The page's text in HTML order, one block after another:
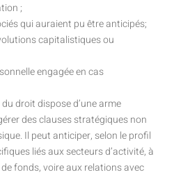
;
qui auraient pu être anticipés;
capitalistiques ou
engagée en cas
droit dispose d’une arme
des clauses stratégiques non
Il peut anticiper, selon le profil
liés aux secteurs d’activité, à
fonds, voire aux relations avec